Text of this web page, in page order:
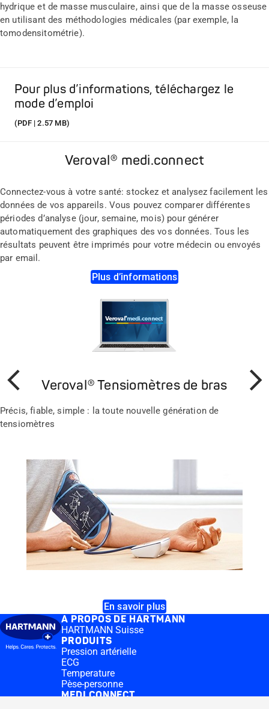
hydrique et de masse musculaire, ainsi que de la masse osseuse
en utilisant des méthodologies médicales (par exemple, la
tomodensitométrie).
Pour plus d’informations, téléchargez le
mode d’emploi
(PDF | 2.57 MB)
Veroval® medi.connect
Connectez-vous à votre santé: stockez et analysez facilement les
données de vos appareils. Vous pouvez comparer différentes
périodes d’analyse (jour, semaine, mois) pour générer
automatiquement des graphiques des vos données. Tous les
résultats peuvent être imprimés pour votre médecin ou envoyés
par email.
Plus d’informations
Précédent Veroval® Tensiomètres de bras
Précis, fiable, simple : la toute nouvelle génération de
tensiomètres
En savoir plus
A PROPOS DE HARTMANN
HARTMANN Suisse
PRODUITS
Pression artérielle
ECG
Temperature
Pèse-personne
MEDI.CONNECT